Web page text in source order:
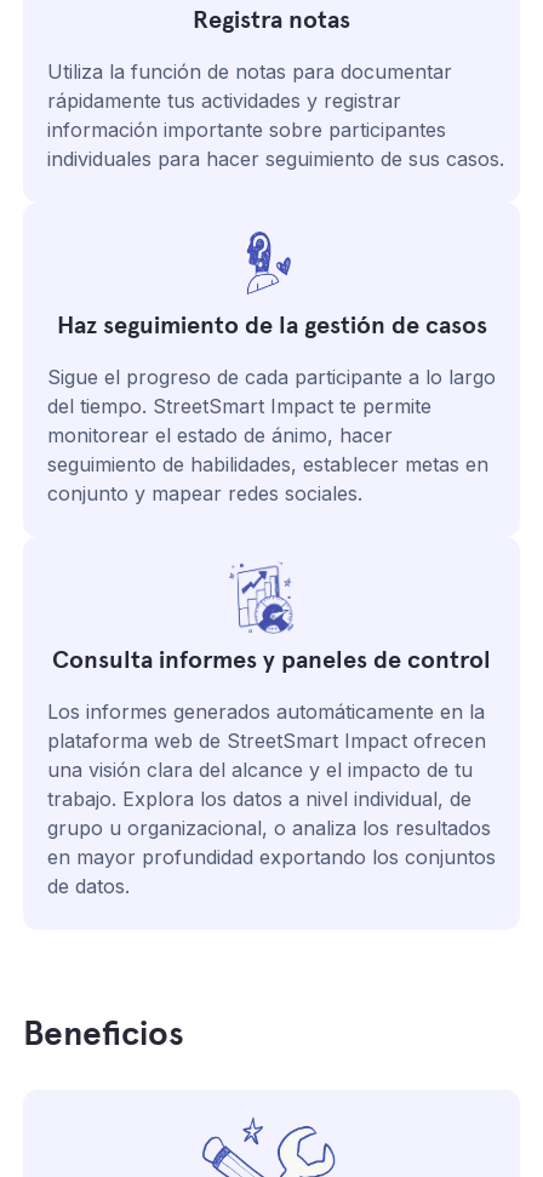
Registra notas
Utiliza la función de notas para documentar
rápidamente tus actividades y registrar
información importante sobre participantes
individuales para hacer seguimiento de sus casos.
Haz seguimiento de la gestión de casos
Sigue el progreso de cada participante a lo largo
del tiempo. StreetSmart Impact te permite
monitorear el estado de ánimo, hacer
seguimiento de habilidades, establecer metas en
conjunto y mapear redes sociales.
Consulta informes y paneles de control
Los informes generados automáticamente en la
plataforma web de StreetSmart Impact ofrecen
una visión clara del alcance y el impacto de tu
trabajo. Explora los datos a nivel individual, de
grupo u organizacional, o analiza los resultados
en mayor profundidad exportando los conjuntos
de datos.
Beneficios